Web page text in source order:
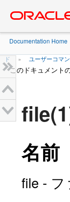
content
Documentation Home
ド » ユーザーコマ
このドキュメント
名前
file -